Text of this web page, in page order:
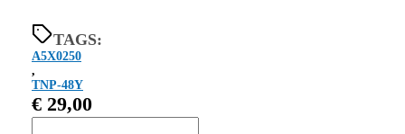
TAGS:
A5X0250
,
TNP-48Y
€ 29,00